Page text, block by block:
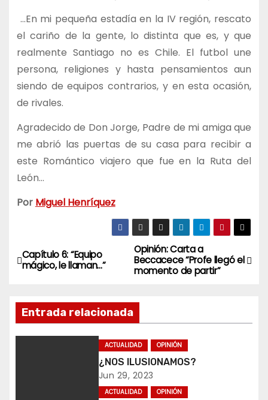
…En mi pequeña estadía en la IV región, rescato
el cariño de la gente, lo distinta que es, y que
realmente Santiago no es Chile. El futbol une
persona, religiones y hasta pensamientos aun
siendo de equipos contrarios, y en esta ocasión,
de rivales.
Agradecido de Don Jorge, Padre de mi amiga que
me abrió las puertas de su casa para recibir a
este Romántico viajero que fue en la Ruta del
León…
Por Miguel Henríquez
N
v
e
Opinión: Carta a
Beccacece “Profe llegó el
momento de partir”
Capítulo 6: “Equipo
mágico, le llaman…”
Entrada relacionada
ACTUALIDAD OPINIÓN
¿NOS ILUSIONAMOS?
Jun 29, 2023
ACTUALIDAD OPINIÓN